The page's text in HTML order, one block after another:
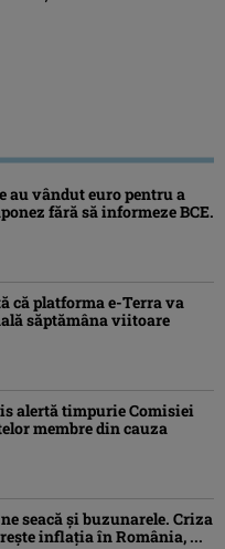
au vândut euro pentru a
fără să informeze BCE.
că platforma e-Terra va
săptămâna viitoare
alertă timpurie Comisiei
membre din cauza
seacă și buzunarele. Criza
inflația în România, ...